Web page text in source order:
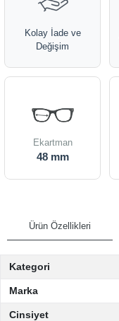
Kolay İade ve
Değişim
Ekartman
48 mm
Ürün Özellikleri
Kategori
Marka
Cinsiyet